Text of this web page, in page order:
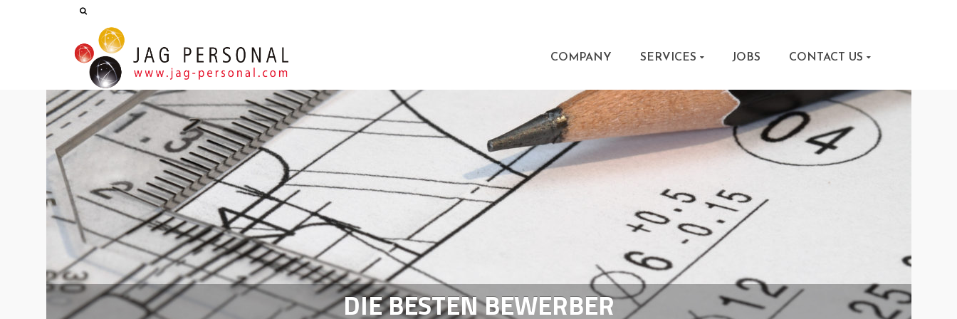
COMPANY SERVICES JOBS CONTACT US
DIE BESTEN BEWERBER